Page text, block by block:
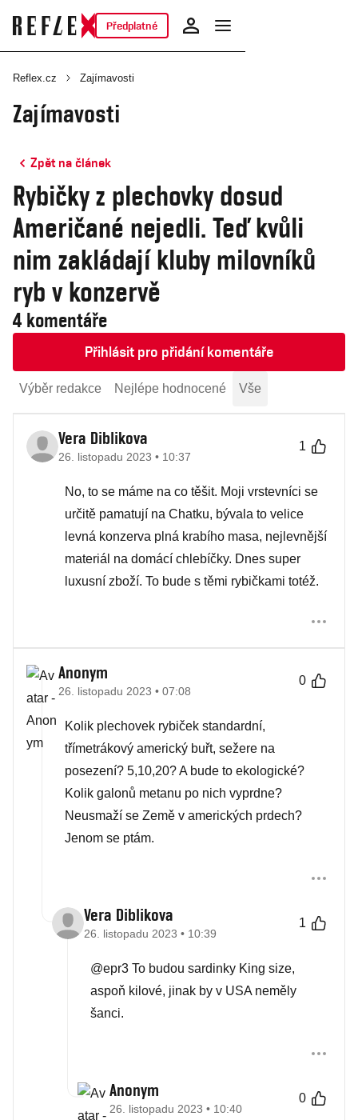
Předplatné
Reflex.cz Zajímavosti
Zajímavosti
Zpět na článek
Rybičky z plechovky dosud
Američané nejedli. Teď kvůli
nim zakládají kluby milovníků
ryb v konzervě
4 komentáře
Přihlásit pro přidání komentáře
Výběr redakce Nejlépe hodnocené Vše
Vera Diblikova
26. listopadu 2023 • 10:37
1
No, to se máme na co těšit. Moji vrstevníci se
určitě pamatují na Chatku, bývala to velice
levná konzerva plná krabího masa, nejlevnější
materiál na domácí chlebíčky. Dnes super
luxusní zboží. To bude s těmi rybičkami totéž.
Anonym
26. listopadu 2023 • 07:08
0
Kolik plechovek rybiček standardní,
třímetrákový americký buřt, sežere na
posezení? 5,10,20? A bude to ekologické?
Kolik galonů metanu po nich vyprdne?
Neusmaží se Země v amerických prdech?
Jenom se ptám.
Vera Diblikova
26. listopadu 2023 • 10:39
1
@epr3 To budou sardinky King size,
aspoň kilové, jinak by v USA neměly
šanci.
Anonym
26. listopadu 2023 • 10:40
0